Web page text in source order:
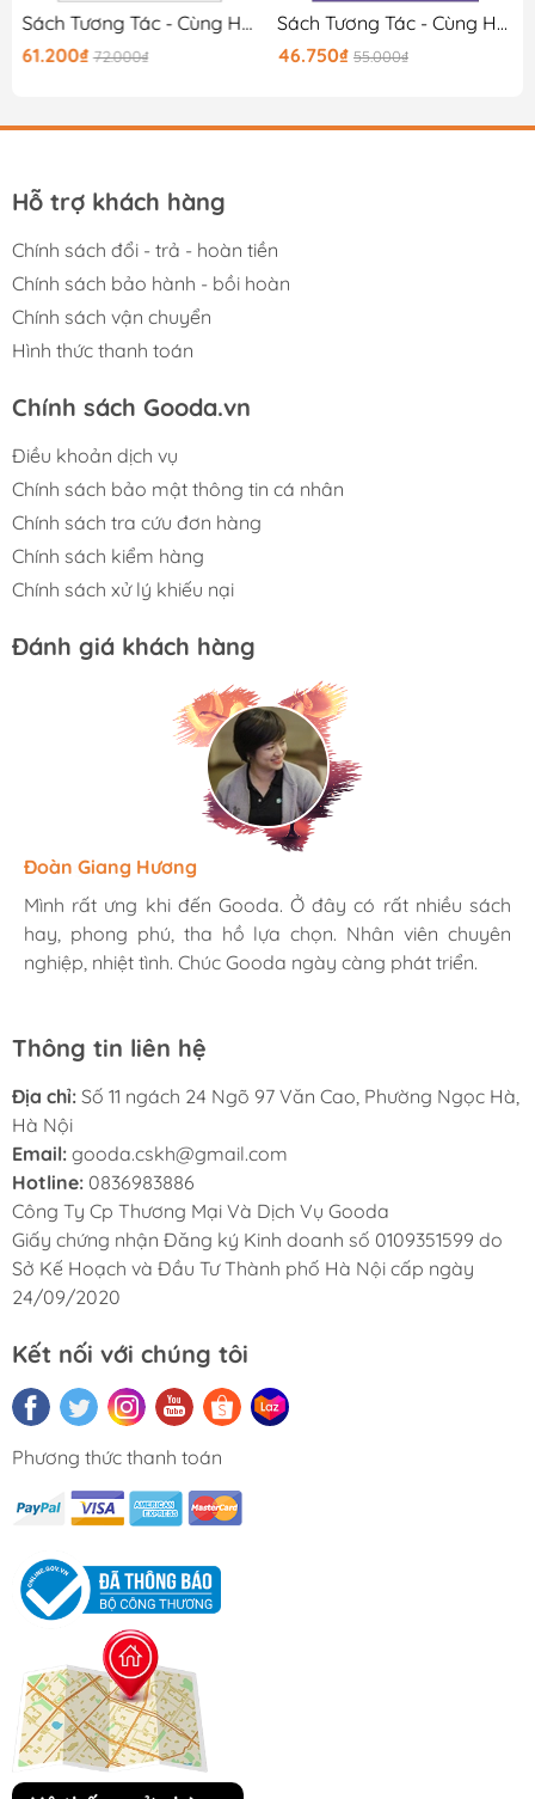
Sách Tương Tác - Cùng Học Cùng Chơi Với Peppa Pig - Cuộc Sống Hạnh Phúc Của Peppa Và George
61.200₫ 72.000₫
Sách Tương Tác - Cùng Học Cùng Chơi Với Peppa Pig - Halloween Vui Nhộn Của Peppa
46.750₫ 55.000₫
Hỗ trợ khách hàng
Chính sách đổi - trả - hoàn tiền
Chính sách bảo hành - bồi hoàn
Chính sách vận chuyển
Hình thức thanh toán
Chính sách Gooda.vn
Điều khoản dịch vụ
Chính sách bảo mật thông tin cá nhân
Chính sách tra cứu đơn hàng
Chính sách kiểm hàng
Chính sách xử lý khiếu nại
Đánh giá khách hàng
Hương Suri
Mình rất ưng khi đến Gooda. Ở đây có rất nhiều sách
hay, phong phú, tha hồ lựa chọn. Nhân viên chuyên
nghiệp, nhiệt tình. Chúc Gooda ngày càng phát triển.
Đoàn Giang Hương
Mình rất ưng khi đến Gooda. Ở đây có rất nhiều sách
hay, phong phú, tha hồ lựa chọn. Nhân viên chuyên
nghiệp, nhiệt tình. Chúc Gooda ngày càng phát triển.
Ngọc Anh
Mình rất ưng khi đến Gooda. Ở đây có rất nhiều sách
hay, phong phú, tha hồ lựa chọn. Nhân viên chuyên
nghiệp, nhiệt tình. Chúc Gooda ngày càng phát triển.
Thông tin liên hệ
Địa chỉ: Số 11 ngách 24 Ngõ 97 Văn Cao, Phường Ngọc Hà,
Hà Nội
Email: gooda.cskh@gmail.com
Hotline: 0836983886
Công Ty Cp Thương Mại Và Dịch Vụ Gooda
Giấy chứng nhận Đăng ký Kinh doanh số 0109351599 do
Sở Kế Hoạch và Đầu Tư Thành phố Hà Nội cấp ngày
24/09/2020
Kết nối với chúng tôi
Phương thức thanh toán